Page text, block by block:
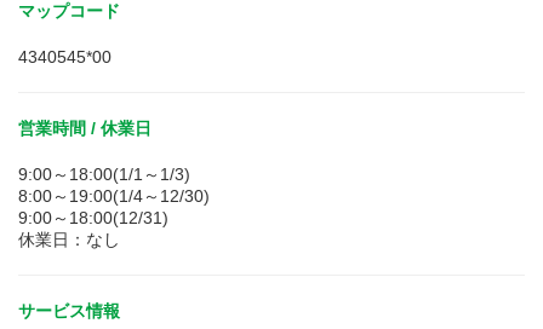
マップコード
4340545*00
営業時間 / 休業日
9:00～18:00(1/1～1/3)
8:00～19:00(1/4～12/30)
9:00～18:00(12/31)
休業日：なし
サービス情報